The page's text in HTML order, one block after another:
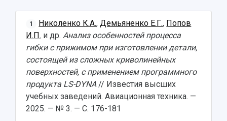
1 Николенко К.А.,Демьяненко Е.Г., Попов
И.П. и др. Анализ особенностей процесса
гибки с прижимом при изготовлении детали,
состоящей из сложных криволинейных
поверхностей, с применением программного
продукта LS-DYNA// Известия высших
учебных заведений. Авиационная техника. —
2025. — № 3. — С. 176-181